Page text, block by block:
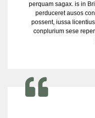
perquam sagax. is in
perduceret ausos
possent, iussa
conplurium sese